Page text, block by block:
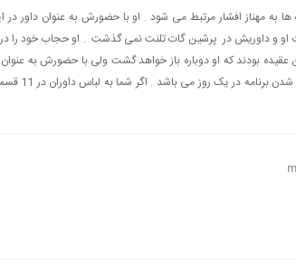
به مهناز افشار مرتبط می شود . او با حضورش به عنوان داور
او و داوریش در پرشین گات تلنت نمی گذشت . او حجاب خود را
عقیده بودند که او دوباره باز خواهد گشت ولی با حضورش به
حواشی